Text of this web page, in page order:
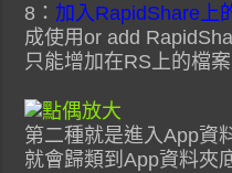
8： 加入RapidShare上
成使用or add
只能增加在RS上的檔
第二種就是進入App資
就會歸類到App資料夾